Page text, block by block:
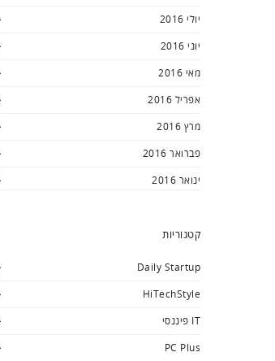
יולי 2016
יוני 2016
מאי 2016
אפריל 2016
מרץ 2016
פברואר 2016
ינואר 2016
קטגוריות
Daily Startup
HiTechStyle
IT פיננסי
PC Plus